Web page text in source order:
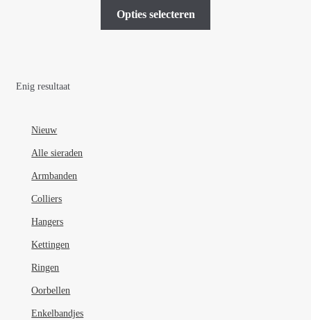
tot
€129.00
Opties selecteren
Enig resultaat
Nieuw
Alle sieraden
Armbanden
Colliers
Hangers
Kettingen
Ringen
Oorbellen
Enkelbandjes